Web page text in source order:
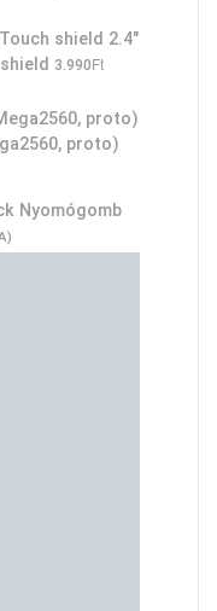
2.4"
3.990Ft
proto)
Nyomógomb